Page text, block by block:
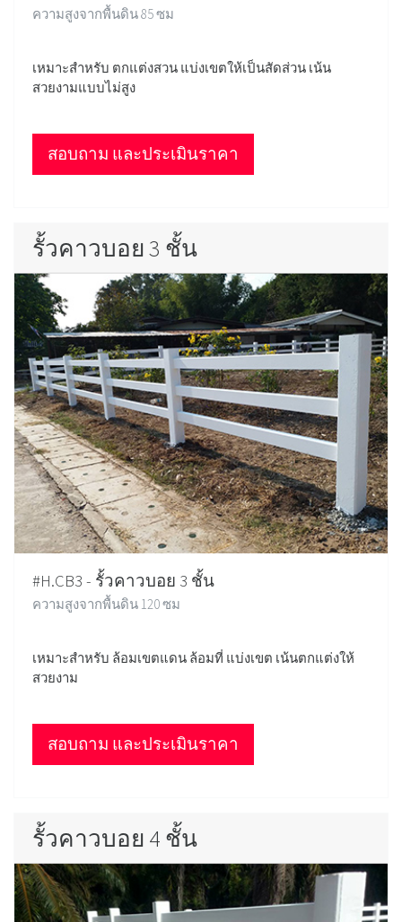
ความสูงจากพื้นดิน 85 ซม
เหมาะสำหรับ ตกแต่งสวน แบ่งเขตให้เป็นสัดส่วน เน้น
สวยงามแบบไม่สูง
สอบถาม และประเมินราคา
รั้วคาวบอย 3 ชั้น
#H.CB3 - รั้วคาวบอย 3 ชั้น
ความสูงจากพื้นดิน 120 ซม
เหมาะสำหรับ ล้อมเขตแดน ล้อมที่ แบ่งเขต เน้นตกแต่งให้
สวยงาม
สอบถาม และประเมินราคา
รั้วคาวบอย 4 ชั้น